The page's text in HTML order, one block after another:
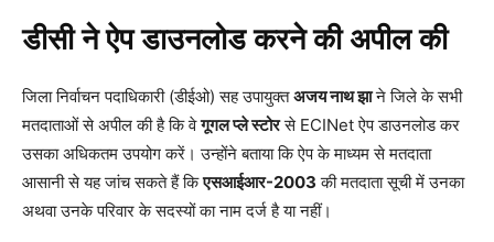
डीसी ने ऐप डाउनलोड करने की अपील की
जिला निर्वाचन पदाधिकारी (डीईओ) सह उपायुक्तअजय नाथ झाने जिले के सभी
मतदाताओं से अपील की है कि वेगूगल प्ले स्टोरसे ECINet ऐप डाउनलोड कर
उसका अधिकतम उपयोग करें। उन्होंने बताया कि ऐप के माध्यम से मतदाता
आसानी से यह जांच सकते हैं किएसआईआर-2003 की मतदाता सूची में उनका
अथवा उनके परिवार के सदस्यों का नाम दर्ज है या नहीं।